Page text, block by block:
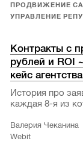
ПРОДВИЖЕНИЕ
УПРАВЛЕНИЕ
Контракты с
рублей и ROI
кейс
История про
каждая 8-я из
Валерия Чеканина
Webit